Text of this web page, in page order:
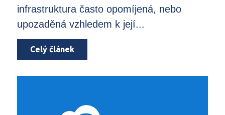
infrastruktura často opomíjená, nebo
upozaděná vzhledem k její...
Celý článek